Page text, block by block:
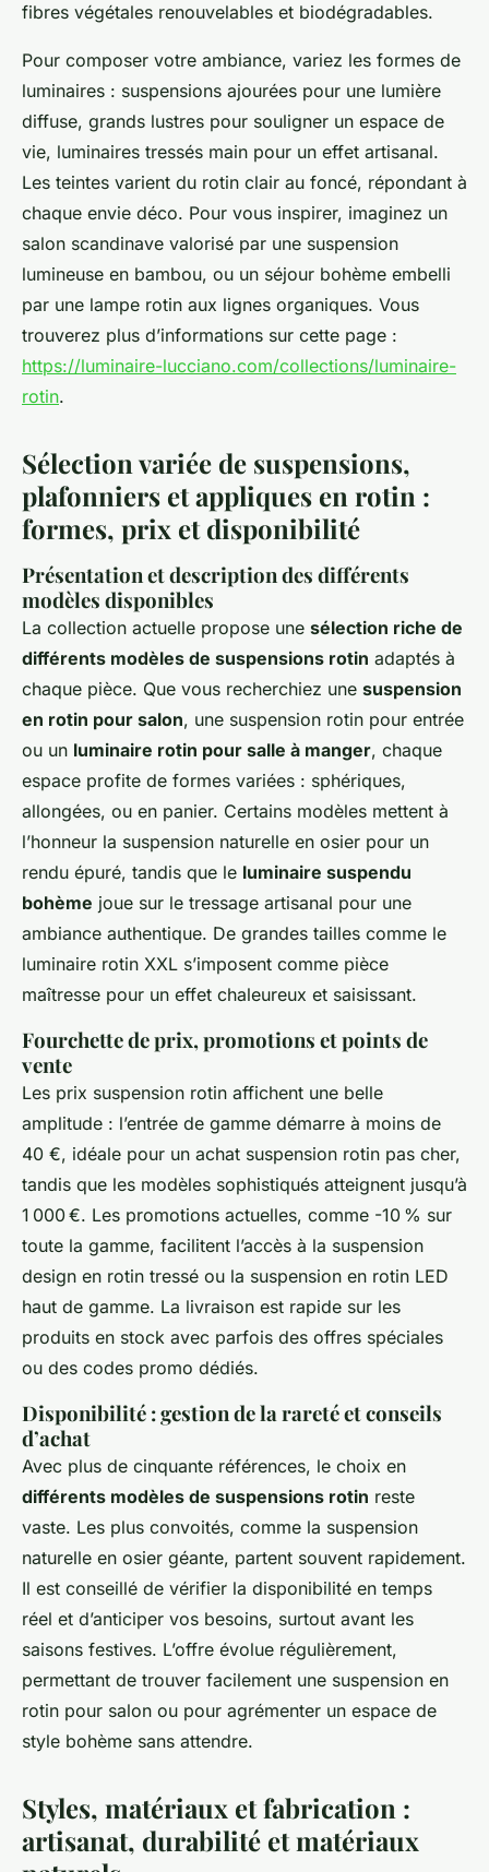
fibres végétales renouvelables et biodégradables.
Pour composer votre ambiance, variez les formes de
luminaires : suspensions ajourées pour une lumière
diffuse, grands lustres pour souligner un espace de
vie, luminaires tressés main pour un effet artisanal.
Les teintes varient du rotin clair au foncé, répondant à
chaque envie déco. Pour vous inspirer, imaginez un
salon scandinave valorisé par une suspension
lumineuse en bambou, ou un séjour bohème embelli
par une lampe rotin aux lignes organiques. Vous
trouverez plus d’informations sur cette page :
https://luminaire-lucciano.com/collections/luminaire-
rotin.
Sélection variée de suspensions,
plafonniers et appliques en rotin :
formes, prix et disponibilité
Présentation et description des différents
modèles disponibles
La collection actuelle propose une sélection riche de
différents modèles de suspensions rotin adaptés à
chaque pièce. Que vous recherchiez une suspension
en rotin pour salon, une suspension rotin pour entrée
ou un luminaire rotin pour salle à manger, chaque
espace profite de formes variées : sphériques,
allongées, ou en panier. Certains modèles mettent à
l’honneur la suspension naturelle en osier pour un
rendu épuré, tandis que le luminaire suspendu
bohème joue sur le tressage artisanal pour une
ambiance authentique. De grandes tailles comme le
luminaire rotin XXL s’imposent comme pièce
maîtresse pour un effet chaleureux et saisissant.
Fourchette de prix, promotions et points de
vente
Les prix suspension rotin affichent une belle
amplitude : l’entrée de gamme démarre à moins de
40 €, idéale pour un achat suspension rotin pas cher,
tandis que les modèles sophistiqués atteignent jusqu’à
1 000 €. Les promotions actuelles, comme -10 % sur
toute la gamme, facilitent l’accès à la suspension
design en rotin tressé ou la suspension en rotin LED
haut de gamme. La livraison est rapide sur les
produits en stock avec parfois des offres spéciales
ou des codes promo dédiés.
Disponibilité : gestion de la rareté et conseils
d’achat
Avec plus de cinquante références, le choix en
différents modèles de suspensions rotin reste
vaste. Les plus convoités, comme la suspension
naturelle en osier géante, partent souvent rapidement.
Il est conseillé de vérifier la disponibilité en temps
réel et d’anticiper vos besoins, surtout avant les
saisons festives. L’offre évolue régulièrement,
permettant de trouver facilement une suspension en
rotin pour salon ou pour agrémenter un espace de
style bohème sans attendre.
Styles, matériaux et fabrication :
artisanat, durabilité et matériaux